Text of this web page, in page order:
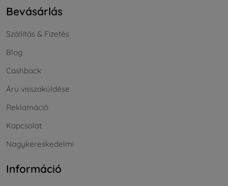
Bevásárlás
Szállítás & Fizetés
Blog
Cashback
Áru visszaküldése
Reklamáció
Kapcsolat
Nagykereskedelmi
Információ